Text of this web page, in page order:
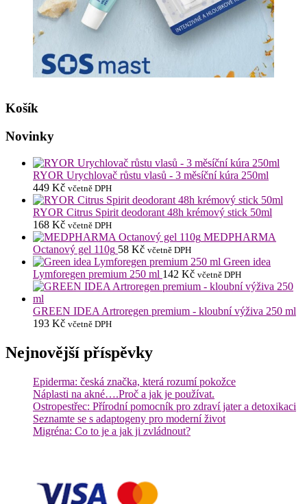
Košík
Novinky
RYOR Urychlovač růstu vlasů - 3 měsíční kúra 250ml
449 Kč včetně DPH
RYOR Citrus Spirit deodorant 48h krémový stick 50ml
168 Kč včetně DPH
MEDPHARMA
Octanový gel 110g 58 Kč včetně DPH
Green idea
Lymforegen premium 250 ml 142 Kč včetně DPH
GREEN IDEA Artroregen premium - kloubní výživa 250 ml
193 Kč včetně DPH
Nejnovější příspěvky
Epiderma: česká značka, která rozumí pokožce
Náplasti na akné….Proč a jak je používat.
Ostropestřec: Přírodní pomocník pro zdraví jater a detoxikaci
Seznamte se s adaptogeny pro moderní život
Migréna: Co to je a jak ji zvládnout?